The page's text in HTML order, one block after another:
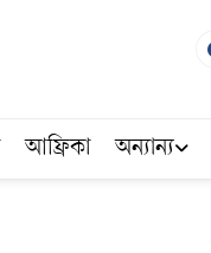
আফ্রিকা অন্যান্য